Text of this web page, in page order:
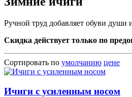
Ручной труд добавляет обуви
Скидка действует только по
Сортировать по умолчанию цене
Ичиги с усиленным носом